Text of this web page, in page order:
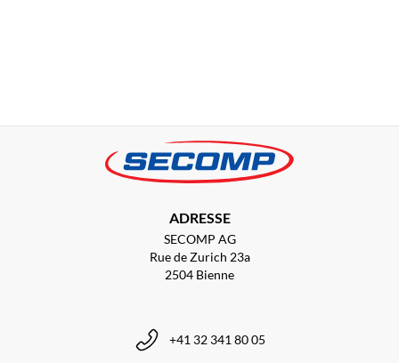
ADRESSE
SECOMP AG
Rue de Zurich 23a
2504 Bienne
+41 32 341 80 05